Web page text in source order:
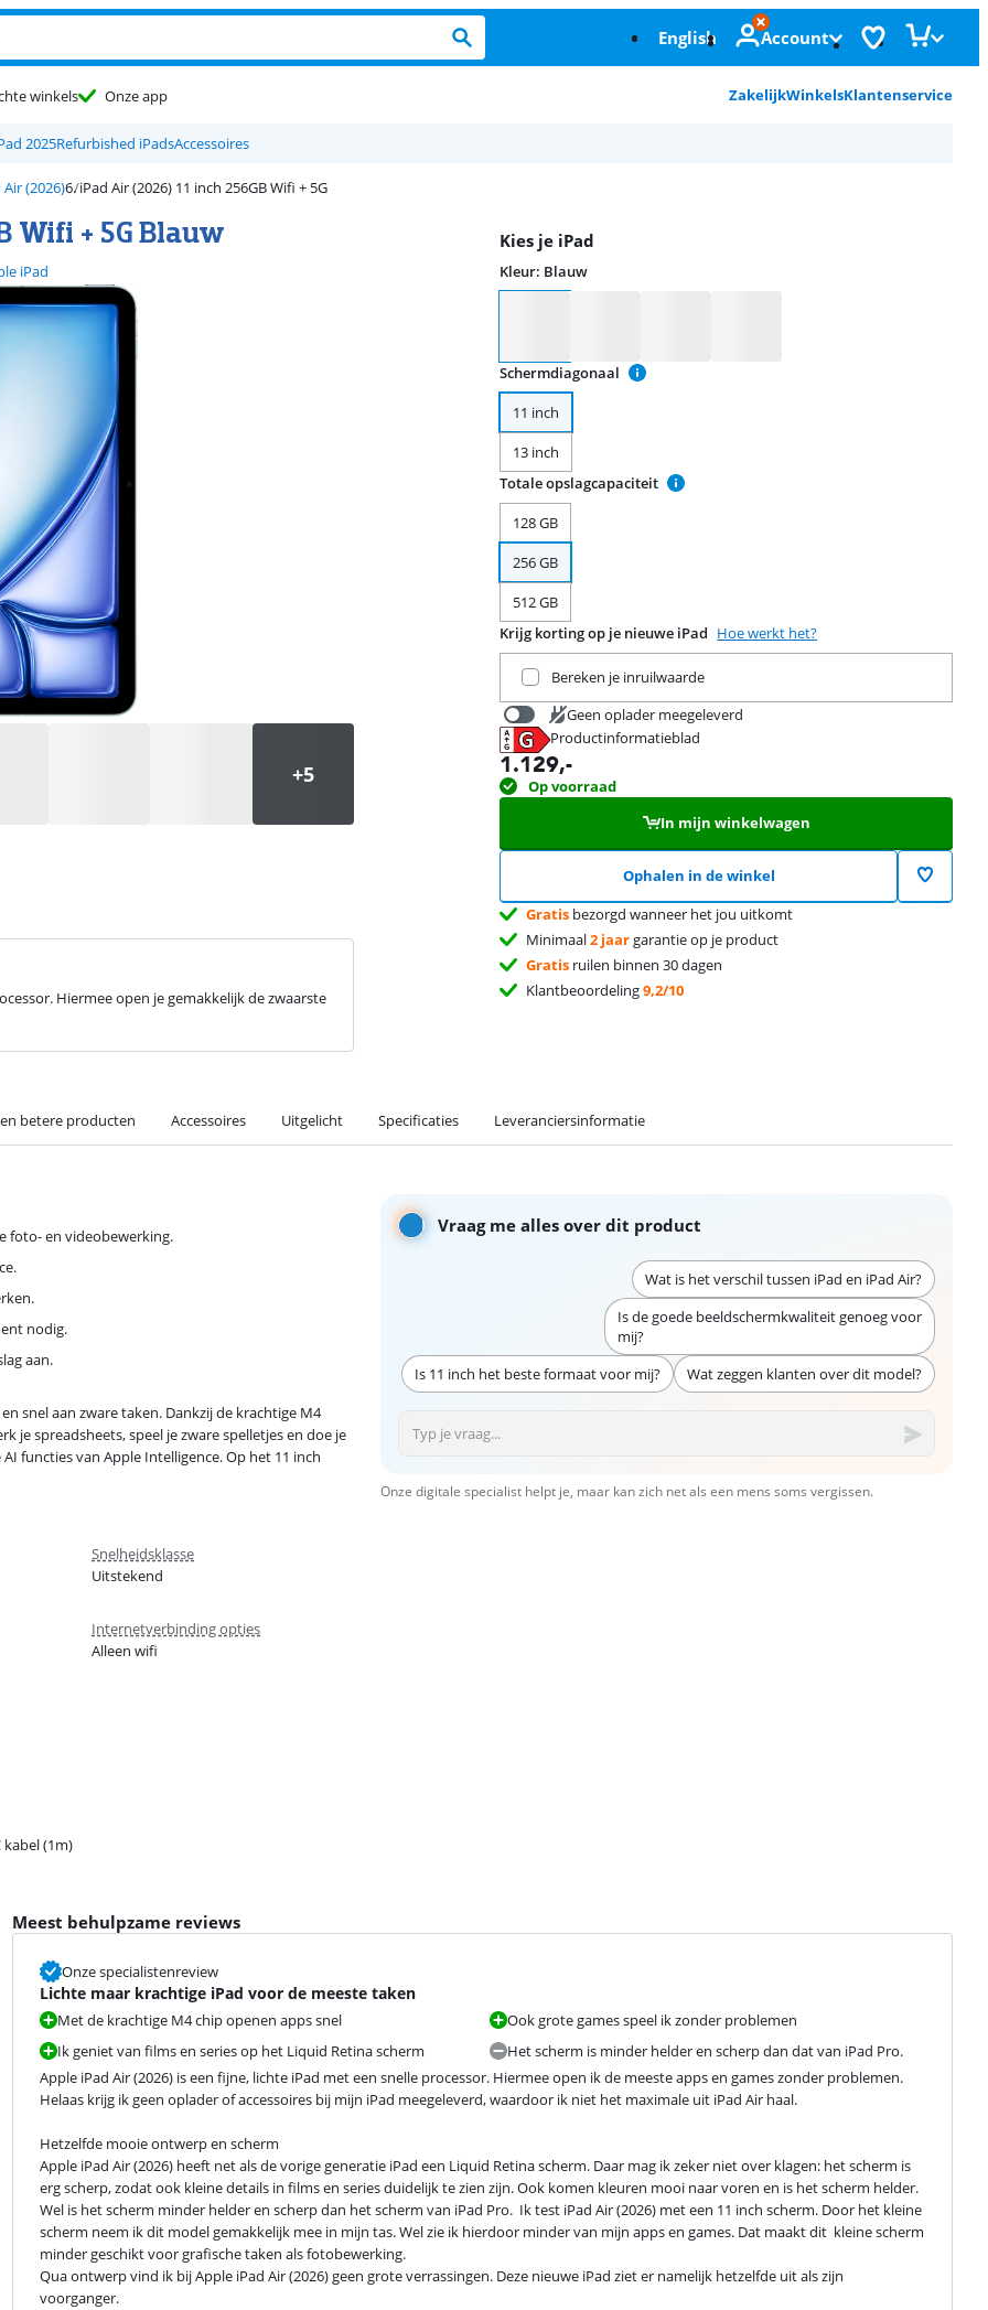
English Account
winkels Onze app ZakelijkWinkelsKlantenservice
2025Refurbished iPadsAccessoires
(2026) iPad Air (2026) 11 inch 256GB Wifi + 5G
Wifi + 5G Blauw
iPad
Hiermee open je gemakkelijk de zwaarste
Kies je iPad
Kleur: Blauw
Schermdiagonaal
11 inch
13 inch
Totale opslagcapaciteit
128 GB
256 GB
512 GB
Krijg korting op je nieuwe iPad Hoe werkt het?
Bereken je inruilwaarde
Geen oplader meegeleverd
34,99
Productinformatieblad
opent in nieuw tabblad
1.129,-
Op voorraad
In mijn winkelwagen
Ophalen in de winkel
Gratis bezorgd wanneer het jou uitkomt
Minimaal2 jaargarantie op je product
Gratis ruilen binnen 30 dagen
Klantbeoordeling9,2/10
betere producten Accessoires Uitgelicht Specificaties Leveranciersinformatie
Vraag me alles over dit product
Wat is het verschil tussen iPad en iPad Air?
Is de goede beeldschermkwaliteit genoeg voor
mij?
Is 11 inch het beste formaat voor mij?
Wat zeggen klanten over dit model?
Onze digitale specialist helpt je, maar kan zich net als een mens soms vergissen.
foto- en videobewerking.
nodig.
aan.
snel aan zware taken. Dankzij de krachtige M4
je spreadsheets, speel je zware spelletjes en doe je
functies van Apple Intelligence. Op het 11 inch
Snelheidsklasse
Uitstekend
Internetverbinding opties
Alleen wifi
kabel (1m)
Meest behulpzame reviews
Onze specialistenreview
Lichte maar krachtige iPad voor de meeste taken
Met de krachtige M4 chip openen apps snel
Ik geniet van films en series op het Liquid Retina scherm
Ook grote games speel ik zonder problemen
Het scherm is minder helder en scherp dan dat van iPad Pro.
Apple iPad Air (2026) is een fijne, lichte iPad met een snelle processor. Hiermee open ik de meeste apps en games zonder problemen.
Helaas krijg ik geen oplader of accessoires bij mijn iPad meegeleverd, waardoor ik niet het maximale uit iPad Air haal.
Hetzelfde mooie ontwerp en scherm
Apple iPad Air (2026) heeft net als de vorige generatie iPad een Liquid Retina scherm. Daar mag ik zeker niet over klagen: het scherm is
erg scherp, zodat ook kleine details in films en series duidelijk te zien zijn. Ook komen kleuren mooi naar voren en is het scherm helder.
Wel is het scherm minder helder en scherp dan het scherm van iPad Pro.  Ik test iPad Air (2026) met een 11 inch scherm. Door het kleine
scherm neem ik dit model gemakkelijk mee in mijn tas. Wel zie ik hierdoor minder van mijn apps en games. Dat maakt dit  kleine scherm
minder geschikt voor grafische taken als fotobewerking.
Qua ontwerp vind ik bij Apple iPad Air (2026) geen grote verrassingen. Deze nieuwe iPad ziet er namelijk hetzelfde uit als zijn
voorganger.